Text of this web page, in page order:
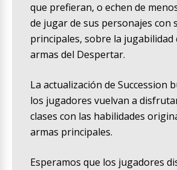
que prefieran, o echen de
de jugar de sus personajes con
principales, sobre la jugabilidad
armas del Despertar.
La actualización de Succession
los jugadores vuelvan a
clases con las habilidades
armas principales.
Esperamos que los jugadores